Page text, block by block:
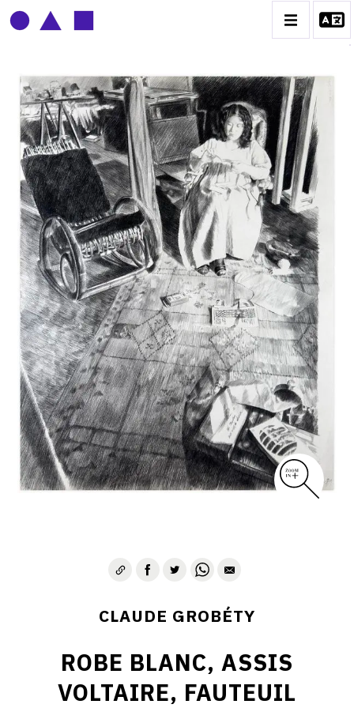
CLAUDE GROBÉTY
BIOGRAPHIE
CATALOGUE DES OEUVRES
CONTACT
CLAUDE GROBÉTY
ROBE BLANC, ASSIS
VOLTAIRE, FAUTEUIL